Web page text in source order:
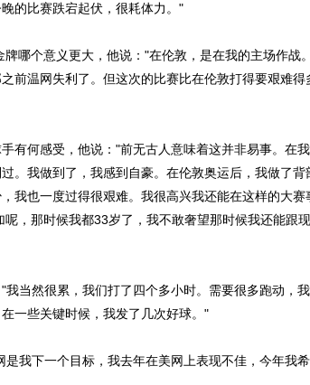
的比赛跌宕起伏，很耗体力。"
哪个意义更大，他说："在伦敦，是在我的主场作战
前温网失利了。但这次的比赛比在伦敦打得要艰难得
有何感受，他说："前无古人意味着这并非易事。在
。我做到了，我感到自豪。在伦敦奥运后，我做了背
我也一度过得很艰难。我很高兴我还能在这样的大赛
，那时候我都33岁了，我不敢奢望那时候我还能跟
当然很累，我们打了四个多小时。需要很多跑动，
一些关键时候，我发了几次好球。"
我下一个目标，我去年在美网上表现不佳，今年我